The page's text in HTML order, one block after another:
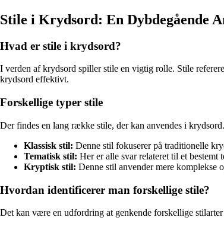
Stile i Krydsord: En Dybdegående
Hvad er stile i krydsord?
I verden af krydsord spiller stile en vigtig rolle. Stile
krydsord effektivt.
Forskellige typer stile
Der findes en lang række stile, der kan anvendes i
Klassisk stil: Denne stil fokuserer på traditionelle
Tematisk stil: Her er alle svar relateret til et bestemt
Kryptisk stil: Denne stil anvender mere komplekse
Hvordan identificerer man forskellige stile?
Det kan være en udfordring at genkende forskellige